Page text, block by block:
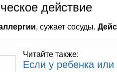
действие
, сужает сосуды.
Читайте также:
Если у ребенка